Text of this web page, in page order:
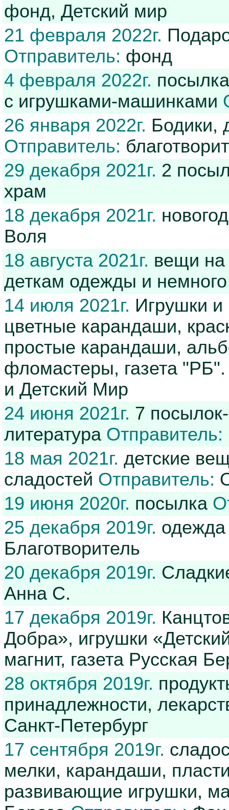
фонд, Детский мир
21 февраля 2022г.
Отправитель: фонд
4 февраля 2022г.
с игрушками-машинками
26 января 2022г. Бодики,
Отправитель:
29 декабря 2021г. 2
храм
18 декабря 2021г.
Воля
18 августа 2021г. вещи на
деткам одежды и
14 июля 2021г. Игрушки и
цветные карандаши,
простые карандаши,
фломастеры, газета
и Детский Мир
24 июня 2021г. 7
литература Отправитель:
18 мая 2021г. детские
сладостей Отправитель:
19 июня 2020г. посылка
25 декабря 2019г.
Благотворитель
20 декабря 2019г.
Анна С.
17 декабря 2019г.
Добра», игрушки
магнит, газета Русская
28 октября 2019г.
принадлежности,
Санкт-Петербург
17 сентября 2019г.
мелки, карандаши,
развивающие игрушки,